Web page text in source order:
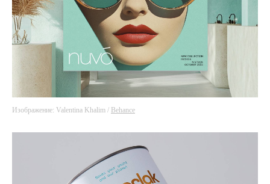
Изображение: Valentina Khalim / Behance